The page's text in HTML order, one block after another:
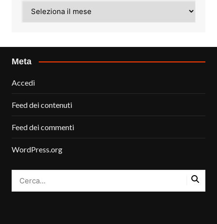
Meta
Accedi
Feed dei contenuti
Feed dei commenti
WordPress.org